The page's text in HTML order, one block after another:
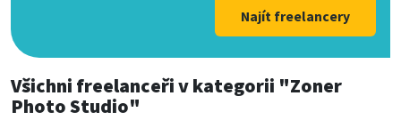
Najít freelancery
Všichni freelanceřiv kategorii "Zoner
Photo Studio"